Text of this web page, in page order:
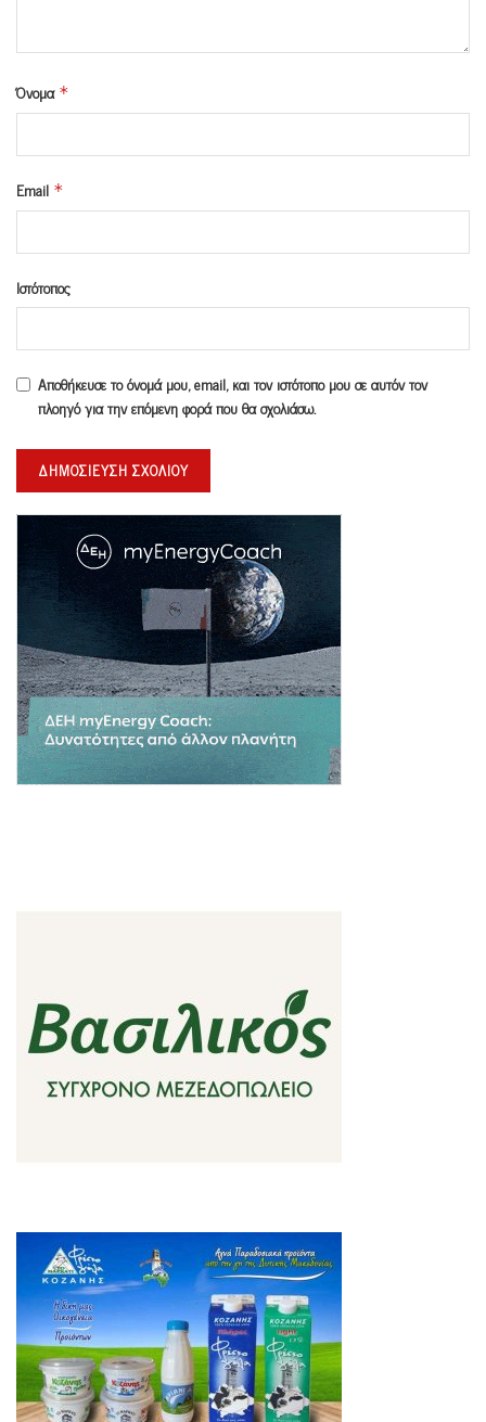
Όνομα *
Email *
Ιστότοπος
Αποθήκευσε το όνομά μου, email, και τον ιστότοπο μου σε αυτόν τον
πλοηγό για την επόμενη φορά που θα σχολιάσω.